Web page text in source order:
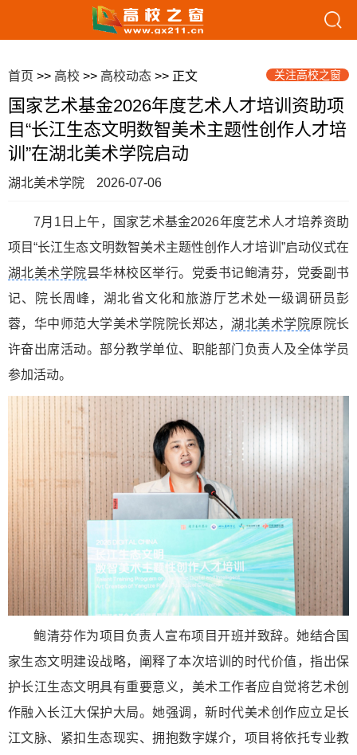
首页 >> 高校 >> 高校动态 >> 正文 关注高校之窗
国家艺术基金2026年度艺术人才培训资助项
目“长江生态文明数智美术主题性创作人才培
训”在湖北美术学院启动
湖北美术学院 2026-07-06
7月1日上午，国家艺术基金2026年度艺术人才培养资助
项目“长江生态文明数智美术主题性创作人才培训”启动仪式在
湖北美术学院昙华林校区举行。党委书记鲍清芬，党委副书
记、院长周峰，湖北省文化和旅游厅艺术处一级调研员彭
蓉，华中师范大学美术学院院长郑达，湖北美术学院原院长
许奋出席活动。部分教学单位、职能部门负责人及全体学员
参加活动。
鲍清芬作为项目负责人宣布项目开班并致辞。她结合国
家生态文明建设战略，阐释了本次培训的时代价值，指出保
护长江生态文明具有重要意义，美术工作者应自觉将艺术创
作融入长江大保护大局。她强调，新时代美术创作应立足长
江文脉、紧扣生态现实、拥抱数字媒介，项目将依托专业教